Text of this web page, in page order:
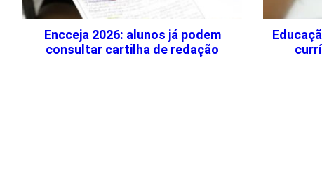
Encceja 2026: alunos já podem
consultar cartilha de redação